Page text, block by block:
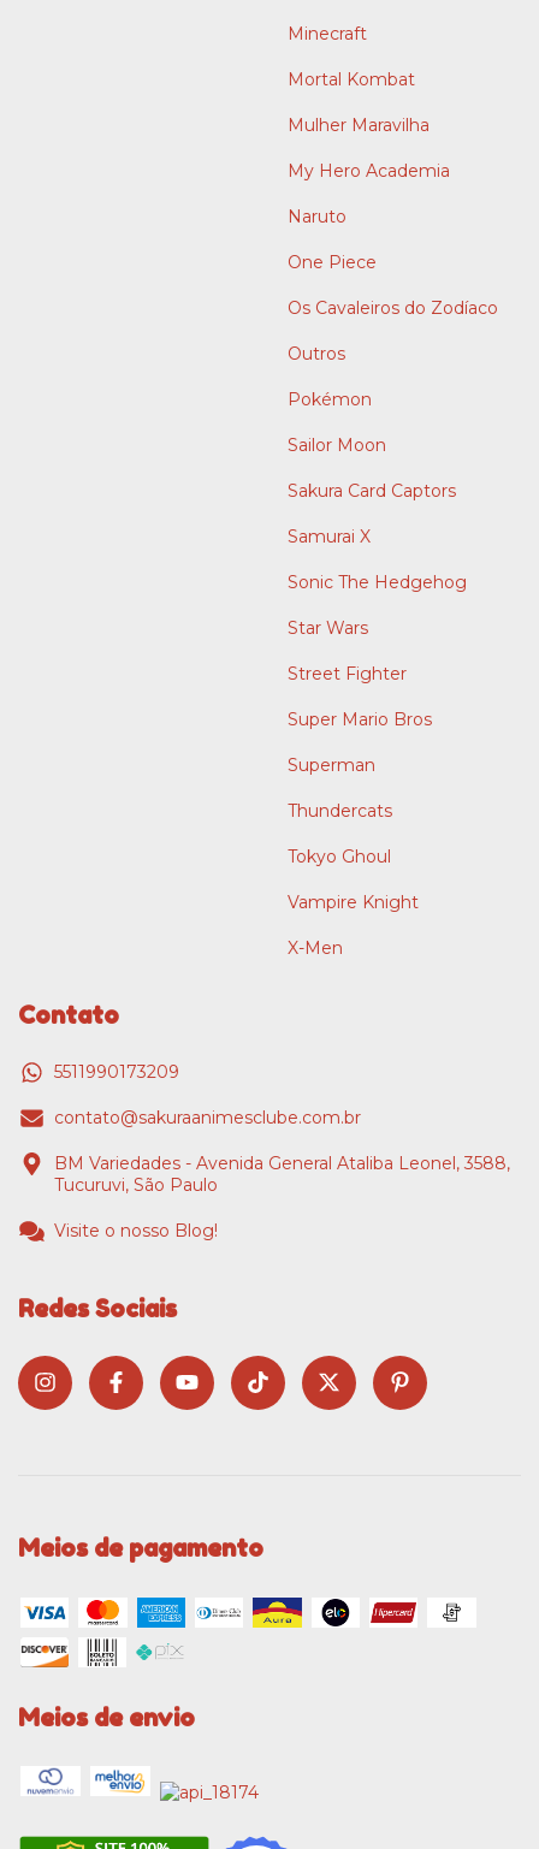
Minecraft
Mortal Kombat
Mulher Maravilha
My Hero Academia
Naruto
One Piece
Os Cavaleiros do Zodíaco
Outros
Pokémon
Sailor Moon
Sakura Card Captors
Samurai X
Sonic The Hedgehog
Star Wars
Street Fighter
Super Mario Bros
Superman
Thundercats
Tokyo Ghoul
Vampire Knight
X-Men
Contato
5511990173209
contato@sakuraanimesclube.com.br
BM Variedades - Avenida General Ataliba Leonel, 3588,
Tucuruvi, São Paulo
Visite o nosso Blog!
Redes Sociais
Meios de pagamento
Meios de envio